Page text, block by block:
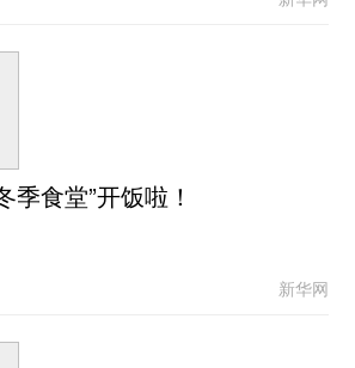
季食堂”开饭啦！
新华网